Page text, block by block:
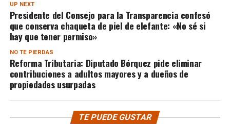
UP NEXT
Presidente del Consejo para la Transparencia confesó
que conserva chaqueta de piel de elefante: «No sé si
hay que tener permiso»
NO TE PIERDAS
Reforma Tributaria: Diputado Bórquez pide eliminar
contribuciones a adultos mayores y a dueños de
propiedades usurpadas
TE PUEDE GUSTAR